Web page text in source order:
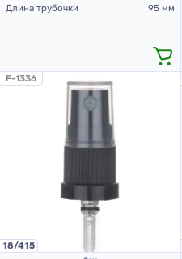
Длина трубочки
95 мм
F-1336
18/415